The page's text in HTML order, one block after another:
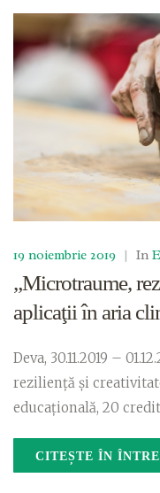
19 noiembrie 2019 | In
„Microtraume,
aplicaţii în aria
Deva, 30.11.2019 –
rezilienţă și
educaţională, 20
CITEȘTE ÎN